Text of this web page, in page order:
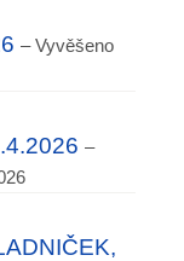
– Vyvěšeno
–